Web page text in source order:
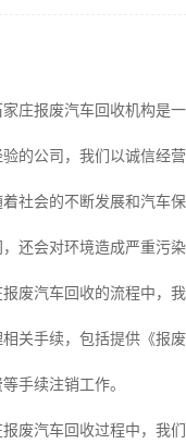
家庄报废汽车回收机构是
验的公司，我们以诚信经
着社会的不断发展和汽车
，还会对环境造成严重污
报废汽车回收的流程中，
相关手续，包括提供《报
等手续注销工作。
报废汽车回收过程中，我